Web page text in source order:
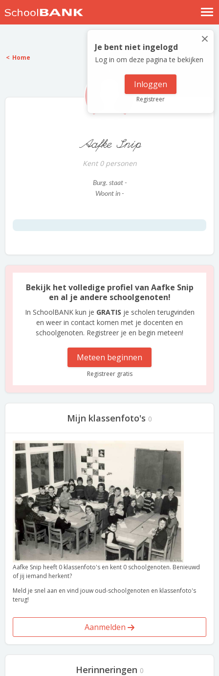
Nostalgische verhalen
Log in
Meld je gratis aan
×
Je bent niet ingelogd
Log in om deze pagina te bekijken
Inloggen
Registreer
Home
Aafke Snip
Kent 0 personen
Burg. staat -
Woont in -
Bekijk het volledige profiel van Aafke Snip
en al je andere schoolgenoten!
In SchoolBANK kun je GRATIS je scholen terugvinden
en weer in contact komen met je docenten en
schoolgenoten. Registreer je en begin meteen!
Meteen beginnen
Registreer gratis
Mijn klassenfoto's 0
Aafke Snip heeft 0 klassenfoto's en kent 0 schoolgenoten. Benieuwd
of jij iemand herkent?
Meld je snel aan en vind jouw oud-schoolgenoten en klassenfoto's
terug!
Aanmelden
Herinneringen 0